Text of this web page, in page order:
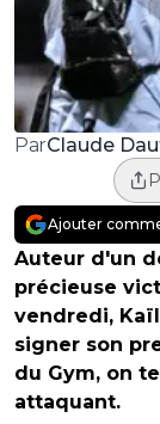
ParClaude
Ajouter
Auteur d'un
précieuse
vendredi,
signer son
du Gym, on
attaquant.